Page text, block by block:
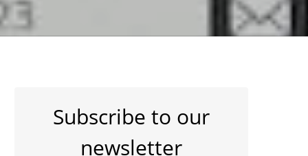
Subscribe to our
newsletter